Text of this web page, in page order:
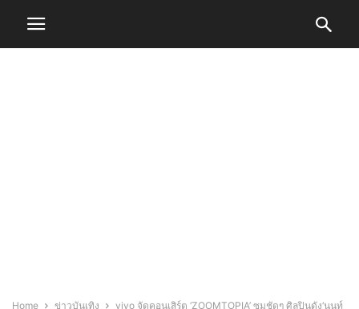
Home ข่าวบันเทิง
vivo จัดคอนเสิร์ต ‘ZOOMTOPIA’ ซูมชัดๆ ศิลปินดัง‘นนท์